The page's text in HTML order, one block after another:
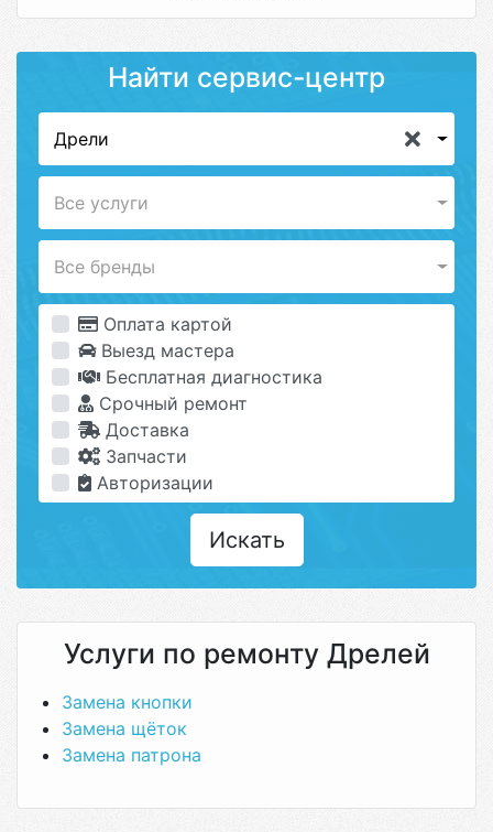
Найти сервис-центр
Дрели
Все услуги
Все бренды
Оплата картой
Выезд мастера
Бесплатная диагностика
Срочный ремонт
Доставка
Запчасти
Авторизации
Искать
Услуги по ремонту Дрелей
Замена кнопки
Замена щёток
Замена патрона